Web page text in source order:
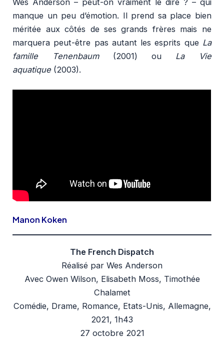
manque un peu d’émotion. Il prend sa place bien
méritée aux côtés de ses grands frères mais ne
marquera peut-être pas autant les esprits que La
famille Tenenbaum(2001) ou La Vie
aquatique (2003).
Manon Koken
The French Dispatch
Réalisé par Wes Anderson
Avec Owen Wilson, Elisabeth Moss, Timothée
Chalamet
Comédie, Drame, Romance, Etats-Unis, Allemagne,
2021, 1h43
27 octobre 2021